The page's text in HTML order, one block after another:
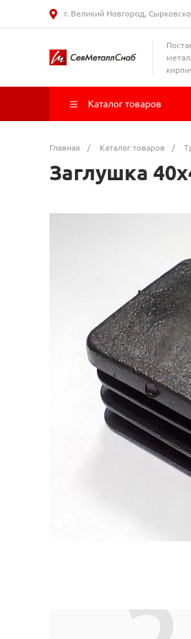
г. Великий Новгород,
Каталог товаров
Главная / Каталог товаров /
Заглушка